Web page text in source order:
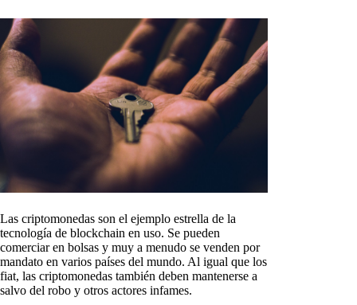
Las criptomonedas son el ejemplo estrella de la
tecnología de blockchain en uso. Se pueden
comerciar en bolsas y muy a menudo se venden por
mandato en varios países del mundo. Al igual que los
fiat, las criptomonedas también deben mantenerse a
salvo del robo y otros actores infames.